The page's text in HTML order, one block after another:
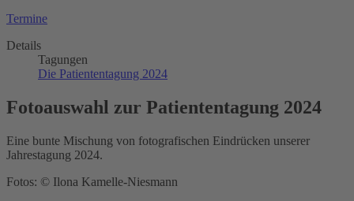
Termine
Details
Tagungen
Die Patiententagung 2024
Fotoauswahl zur Patiententagung 2024
Eine bunte Mischung von fotografischen Eindrücken unserer
Jahrestagung 2024.
Fotos: © Ilona Kamelle-Niesmann